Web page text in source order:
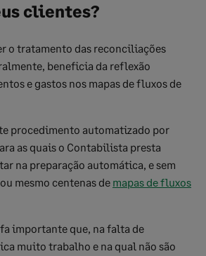
clientes?
o tratamento das reconciliações
beneficia da reflexão
e gastos nos mapas de fluxos de
procedimento automatizado por
as quais o Contabilista presta
na preparação automática, e sem
mesmo centenas de mapas de fluxos
importante que, na falta de
muito trabalho e na qual não são